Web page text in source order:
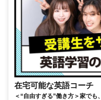
在宅可能な英語コーチ
＜“自由すぎる”働き方＞家でも